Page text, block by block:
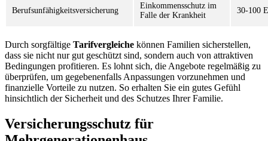
Berufsunfähigkeitsversicherung
Einkommensschutz im
Falle der Krankheit
30-100
Durch sorgfältige Tarifvergleiche können Familien sicherstellen,
dass sie nicht nur gut geschützt sind, sondern auch von attraktiven
Bedingungen profitieren. Es lohnt sich, die Angebote regelmäßig zu
überprüfen, um gegebenenfalls Anpassungen vorzunehmen und
finanzielle Vorteile zu nutzen. So erhalten Sie ein gutes Gefühl
hinsichtlich der Sicherheit und des Schutzes Ihrer Familie.
Versicherungsschutz für